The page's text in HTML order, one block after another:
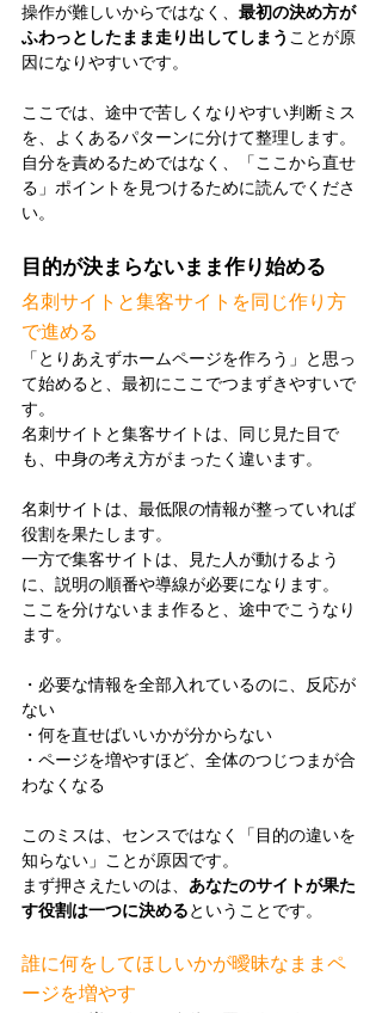
操作が難しいからではなく、 最初の決め方が
ふわっとしたまま走り出してしまう ことが原
因になりやすいです。
ここでは、途中で苦しくなりやすい判断ミス
を、よくあるパターンに分けて整理します。
自分を責めるためではなく、「ここから直せ
る」ポイントを見つけるために読んでくださ
い。
目的が決まらないまま作り始める
名刺サイトと集客サイトを同じ作り方
で進める
「とりあえずホームページを作ろう」と思っ
て始めると、最初にここでつまずきやすいで
す。
名刺サイトと集客サイトは、同じ見た目で
も、中身の考え方がまったく違います。
名刺サイトは、最低限の情報が整っていれば
役割を果たします。
一方で集客サイトは、見た人が動けるよう
に、説明の順番や導線が必要になります。
ここを分けないまま作ると、途中でこうなり
ます。
・必要な情報を全部入れているのに、反応が
ない
・何を直せばいいかが分からない
・ページを増やすほど、全体のつじつまが合
わなくなる
このミスは、センスではなく「目的の違いを
知らない」ことが原因です。
まず押さえたいのは、 あなたのサイトが果た
す役割は一つに決めるということです。
誰に何をしてほしいかが曖昧なままペ
ージを増やす